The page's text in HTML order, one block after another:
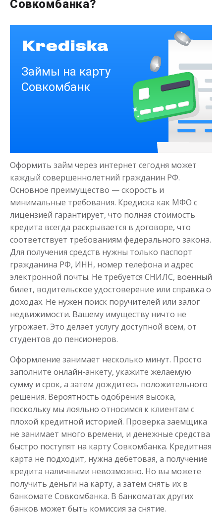
Получить
Срок от 1до 21 дня
Получить
Моментальный займ
Сумма до50 000₽
Срок от 1до 21 дня
Получить
Одолжим до 30 дней
Сумма до50 000₽
Срок от 1до 30 дня
Получить
Совкомбанка?
Оформить займ через интернет сегодня может
каждый совершеннолетний гражданин РФ.
Основное преимущество — скорость и
минимальные требования. Кредиска как МФО с
лицензией гарантирует, что полная стоимость
кредита всегда раскрывается в договоре, что
соответствует требованиям федерального закона.
Для получения средств нужны только паспорт
гражданина РФ, ИНН, номер телефона и адрес
электронной почты. Не требуется СНИЛС, военный
билет, водительское удостоверение или справка о
доходах. Не нужен поиск поручителей или залог
недвижимости. Вашему имуществу ничто не
угрожает. Это делает услугу доступной всем, от
студентов до пенсионеров.
Оформление занимает несколько минут. Просто
заполните онлайн-анкету, укажите желаемую
сумму и срок, а затем дождитесь положительного
решения. Вероятность одобрения высока,
поскольку мы лояльно относимся к клиентам с
плохой кредитной историей. Проверка заемщика
не занимает много времени, и денежные средства
быстро поступят на карту Совкомбанка. Кредитная
карта не подходит, нужна дебетовая, а получение
кредита наличными невозможно. Но вы можете
получить деньги на карту, а затем снять их в
банкомате Совкомбанка. В банкоматах других
банков может быть комиссия за снятие.